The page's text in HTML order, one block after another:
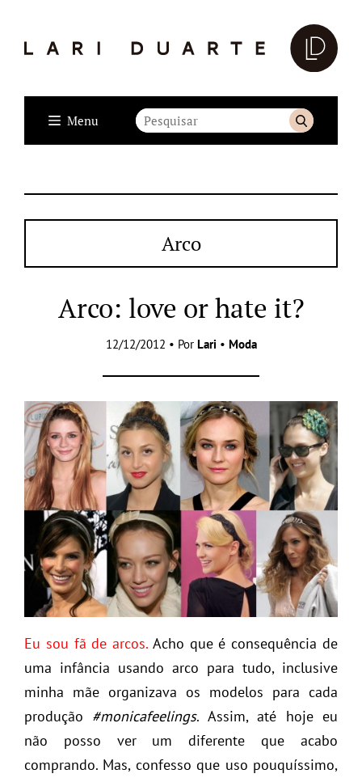
Menu
Arco
Arco: love or hate it?
12/12/2012 • Por Lari • Moda
Eu sou fã de arcos. Acho que é consequência de
uma infância usando arco para tudo, inclusive
minha mãe organizava os modelos para cada
produção #monicafeelings. Assim, até hoje eu
não posso ver um diferente que acabo
comprando. Mas, confesso que uso pouquíssimo,